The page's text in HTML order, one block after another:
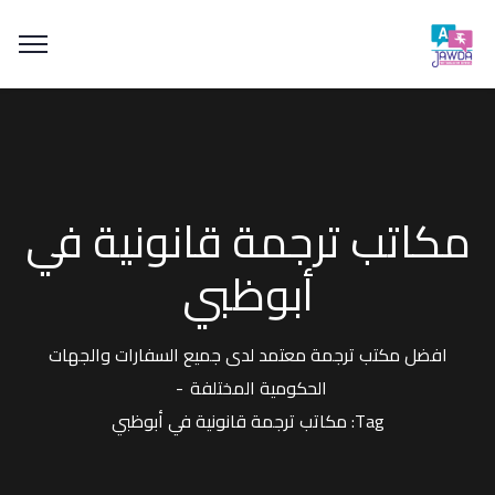
مكاتب ترجمة قانونية في
أبوظبي
افضل مكتب ترجمة معتمد لدى جميع السفارات والجهات
الحكومية المختلفة
Tag: مكاتب ترجمة قانونية في أبوظبي